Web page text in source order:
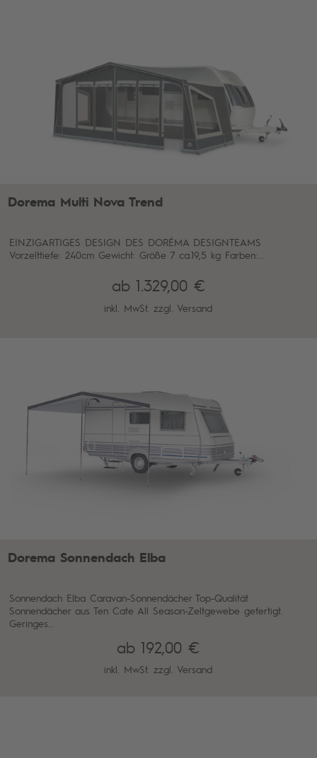
Dorema Multi Nova Trend
EINZIGARTIGES DESIGN DES DORÉMA DESIGNTEAMS
Vorzelttiefe: 240cm Gewicht: Größe 7 ca.19,5 kg Farben:...
ab 1.329,00 €
inkl. MwSt. zzgl. Versand
Dorema Sonnendach Elba
Sonnendach Elba Caravan-Sonnendächer Top-Qualität
Sonnendächer aus Ten Cate All Season-Zeltgewebe gefertigt.
Geringes...
ab 192,00 €
inkl. MwSt. zzgl. Versand